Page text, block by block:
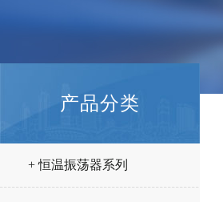
产品分类
+ 恒温振荡器系列